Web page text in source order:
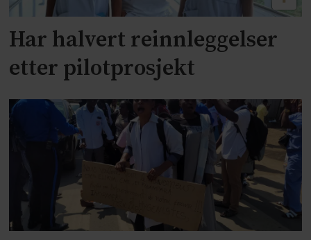
Har halvert reinnleggelser
etter pilotprosjekt